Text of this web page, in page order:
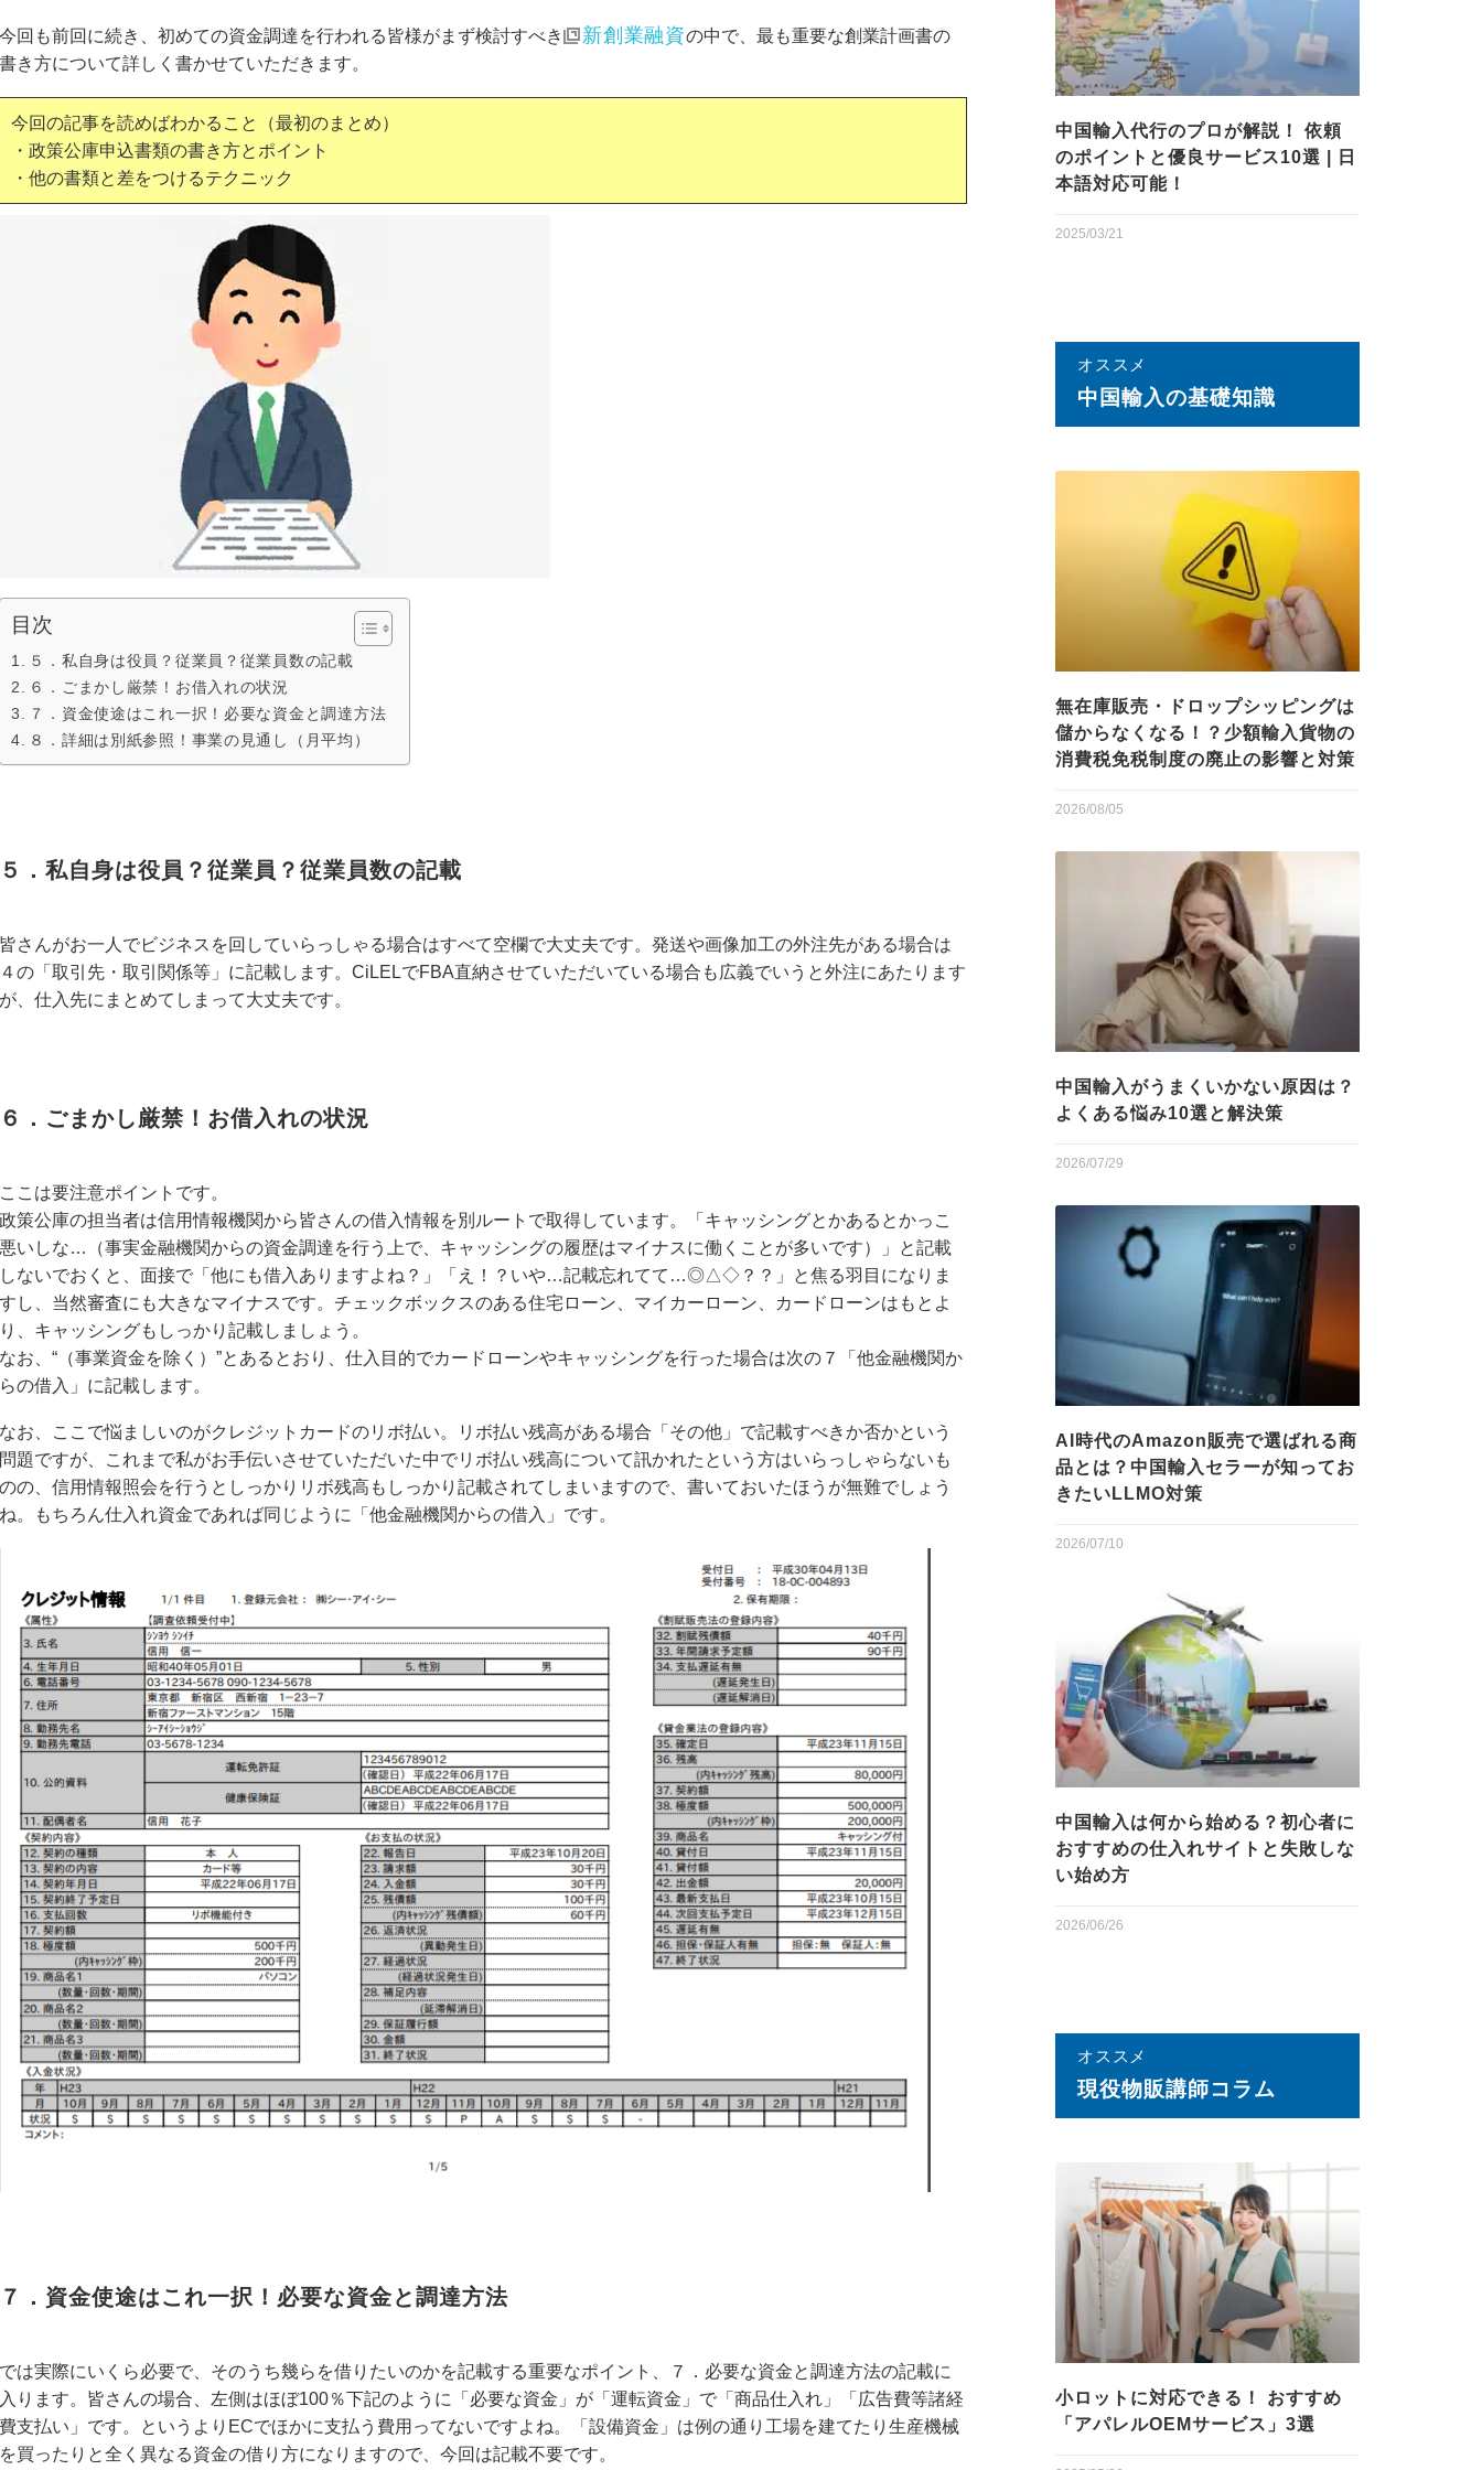
今回も前回に続き、初めての資金調達を行われる皆様がまず検討すべき 新創業融資の中で、最も重要な創業計画書の
書き方について詳しく書かせていただきます。
今回の記事を読めばわかること（最初のまとめ）
・政策公庫申込書類の書き方とポイント
・他の書類と差をつけるテクニック
目次
５．私自身は役員？従業員？従業員数の記載
６．ごまかし厳禁！お借入れの状況
７．資金使途はこれ一択！必要な資金と調達方法
８．詳細は別紙参照！事業の見通し（月平均）
５．私自身は役員？従業員？従業員数の記載
皆さんがお一人でビジネスを回していらっしゃる場合はすべて空欄で大丈夫です。発送や画像加工の外注先がある場合は
４の「取引先・取引関係等」に記載します。CiLELでFBA直納させていただいている場合も広義でいうと外注にあたります
が、仕入先にまとめてしまって大丈夫です。
６．ごまかし厳禁！お借入れの状況
ここは要注意ポイントです。
政策公庫の担当者は信用情報機関から皆さんの借入情報を別ルートで取得しています。「キャッシングとかあるとかっこ
悪いしな…（事実金融機関からの資金調達を行う上で、キャッシングの履歴はマイナスに働くことが多いです）」と記載
しないでおくと、面接で「他にも借入ありますよね？」「え！？いや…記載忘れてて…◎△◇？？」と焦る羽目になりま
すし、当然審査にも大きなマイナスです。チェックボックスのある住宅ローン、マイカーローン、カードローンはもとよ
り、キャッシングもしっかり記載しましょう。
なお、“（事業資金を除く）”とあるとおり、仕入目的でカードローンやキャッシングを行った場合は次の７「他金融機関か
らの借入」に記載します。
なお、ここで悩ましいのがクレジットカードのリボ払い。リボ払い残高がある場合「その他」で記載すべきか否かという
問題ですが、これまで私がお手伝いさせていただいた中でリボ払い残高について訊かれたという方はいらっしゃらないも
のの、信用情報照会を行うとしっかりリボ残高もしっかり記載されてしまいますので、書いておいたほうが無難でしょう
ね。もちろん仕入れ資金であれば同じように「他金融機関からの借入」です。
７．資金使途はこれ一択！必要な資金と調達方法
では実際にいくら必要で、そのうち幾らを借りたいのかを記載する重要なポイント、７．必要な資金と調達方法の記載に
入ります。皆さんの場合、左側はほぼ100％下記のように「必要な資金」が「運転資金」で「商品仕入れ」「広告費等諸経
費支払い」です。というよりECでほかに支払う費用ってないですよね。「設備資金」は例の通り工場を建てたり生産機械
を買ったりと全く異なる資金の借り方になりますので、今回は記載不要です。
中国輸入代行のプロが解説！ 依頼
のポイントと優良サービス10選 | 日
本語対応可能！
2025/03/21
オススメ
中国輸⼊の基礎知識
無在庫販売・ドロップシッピングは
儲からなくなる！？少額輸入貨物の
消費税免税制度の廃止の影響と対策
2026/08/05
中国輸入がうまくいかない原因は？
よくある悩み10選と解決策
2026/07/29
AI時代のAmazon販売で選ばれる商
品とは？中国輸入セラーが知ってお
きたいLLMO対策
2026/07/10
中国輸入は何から始める？初心者に
おすすめの仕入れサイトと失敗しな
い始め方
2026/06/26
オススメ
現役物販講師コラム
小ロットに対応できる！ おすすめ
「アパレルOEMサービス」3選